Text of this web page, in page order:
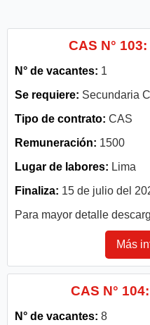
CAS N°
N° de vacantes: 1
Se requiere: Secundaria
Tipo de contrato: CAS
Remuneración: 1500
Lugar de labores: Lima
Finaliza: 15 de julio del
Para mayor detalle
Más
CAS N°
N° de vacantes: 8